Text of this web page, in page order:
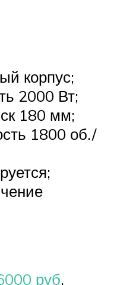
корпус;
2000 Вт;
180 мм;
1800 об./
руб.